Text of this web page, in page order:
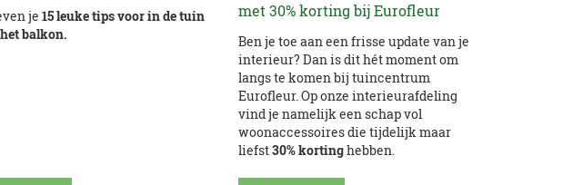
je 15 leuke tips voor in de tuin
balkon.
met 30% korting bij Eurofleur
Ben je toe aan een frisse update van je
interieur? Dan is dit hét moment om
langs te komen bij tuincentrum
Eurofleur. Op onze interieurafdeling
vind je namelijk een schap vol
woonaccessoires die tijdelijk maar
liefst30% kortinghebben.